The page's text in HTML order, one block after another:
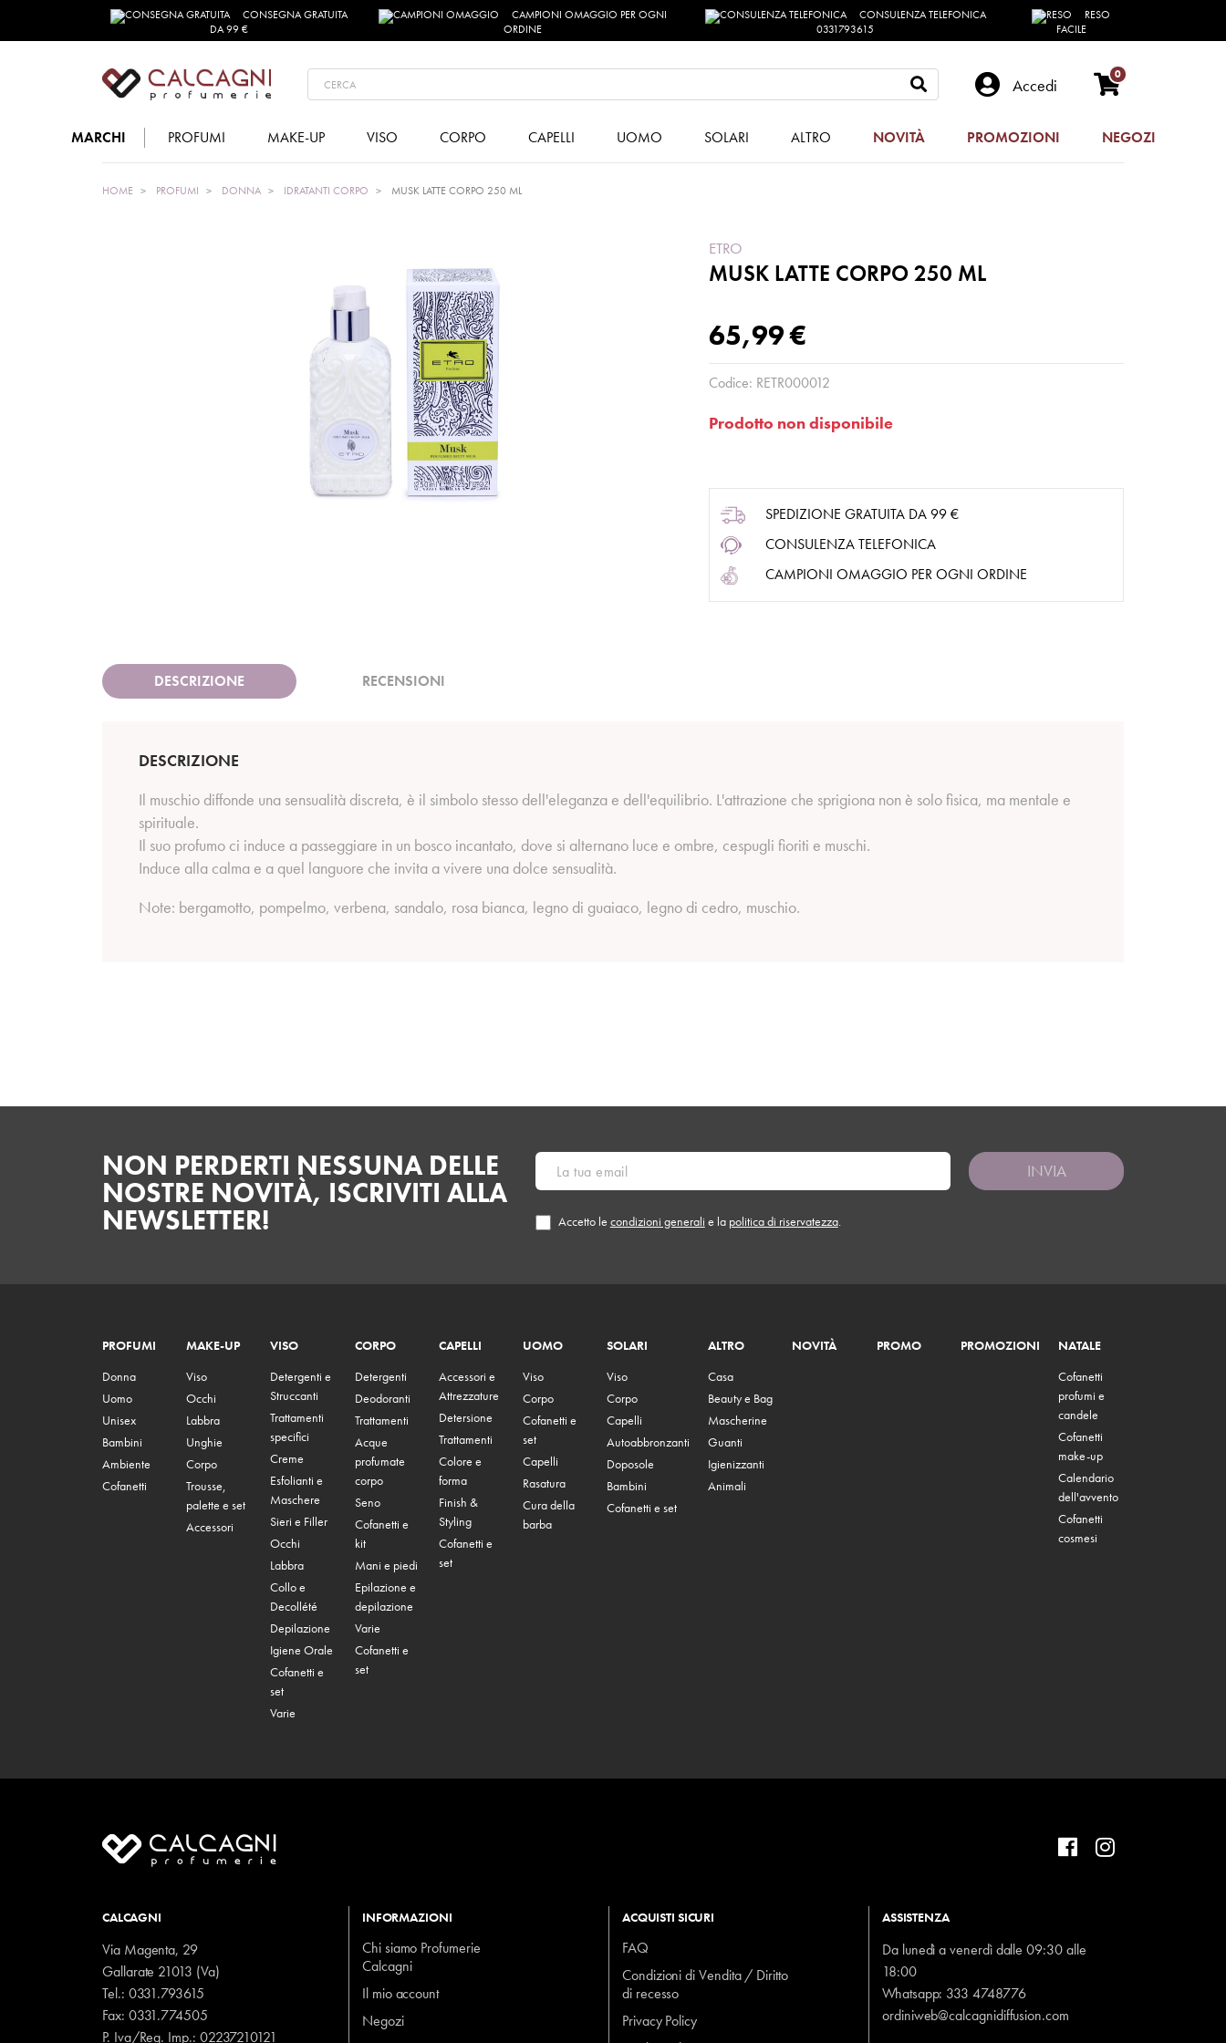
CONSEGNA GRATUITA
DA 99 €
CAMPIONI OMAGGIO PER OGNI
ORDINE
CONSULENZA TELEFONICA
0331793615
RESO
FACILE
Accedi
0
MARCHI PROFUMI MAKE-UP VISO CORPO CAPELLI UOMO SOLARI ALTRO NOVITÀ PROMOZIONI NEGOZI
HOME PROFUMI DONNA IDRATANTI CORPO MUSK LATTE CORPO 250 ML
ETRO
MUSK LATTE CORPO 250 ML
65,99 €
Codice: RETR000012
Prodotto non disponibile
SPEDIZIONE GRATUITA DA 99 €
CONSULENZA TELEFONICA
CAMPIONI OMAGGIO PER OGNI ORDINE
DESCRIZIONE RECENSIONI
DESCRIZIONE
Il muschio diffonde una sensualità discreta, è il simbolo stesso dell'eleganza e dell'equilibrio. L'attrazione che sprigiona non è solo fisica, ma mentale e
spirituale.
Il suo profumo ci induce a passeggiare in un bosco incantato, dove si alternano luce e ombre, cespugli fioriti e muschi.
Induce alla calma e a quel languore che invita a vivere una dolce sensualità.
Note: bergamotto, pompelmo, verbena, sandalo, rosa bianca, legno di guaiaco, legno di cedro, muschio.
NON PERDERTI NESSUNA DELLE
NOSTRE NOVITÀ, ISCRIVITI ALLA
NEWSLETTER! Accetto le condizioni generali e la politica di riservatezza.
INVIA
PROFUMI
Donna
Uomo
Unisex
Bambini
Ambiente
Cofanetti
MAKE-UP
Viso
Occhi
Labbra
Unghie
Corpo
Trousse,
palette e set
Accessori
VISO
Detergenti e
Struccanti
Trattamenti
specifici
Creme
Esfolianti e
Maschere
Sieri e Filler
Occhi
Labbra
Collo e
Decollété
Depilazione
Igiene Orale
Cofanetti e
set
Varie
CORPO
Detergenti
Deodoranti
Trattamenti
Acque
profumate
corpo
Seno
Cofanetti e
kit
Mani e piedi
Epilazione e
depilazione
Varie
Cofanetti e
set
CAPELLI
Accessori e
Attrezzature
Detersione
Trattamenti
Colore e
forma
Finish &
Styling
Cofanetti e
set
UOMO
Viso
Corpo
Cofanetti e
set
Capelli
Rasatura
Cura della
barba
SOLARI
Viso
Corpo
Capelli
Autoabbronzanti
Doposole
Bambini
Cofanetti e set
ALTRO
Casa
Beauty e Bag
Mascherine
Guanti
Igienizzanti
Animali
NOVITÀ PROMO PROMOZIONI
NATALE
Cofanetti
profumi e
candele
Cofanetti
make-up
Calendario
dell'avvento
Cofanetti
cosmesi
CALCAGNI
Via Magenta, 29
Gallarate 21013 (Va)
Tel.: 0331.793615
Fax: 0331.774505
P. Iva/Reg. Imp.: 02237210121
INFORMAZIONI
Chi siamo Profumerie
Calcagni
Il mio account
Negozi
ACQUISTI SICURI
FAQ
Condizioni di Vendita / Diritto
di recesso
Privacy Policy
ASSISTENZA
Da lunedì a venerdì dalle 09:30 alle
18:00
Whatsapp: 333 4748776
ordiniweb@calcagnidiffusion.com